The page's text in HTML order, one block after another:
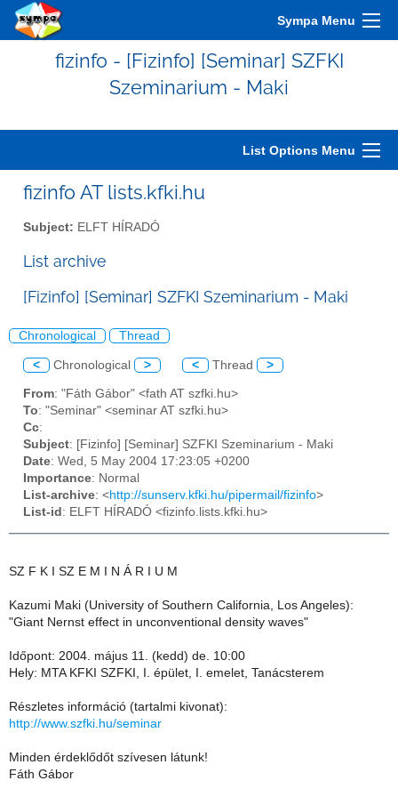
Sympa Menu
fizinfo - [Fizinfo] [Seminar] SZFKI
Szeminarium - Maki
List Options Menu
fizinfo AT lists.kfki.hu
Subject: ELFT HÍRADÓ
List archive
[Fizinfo] [Seminar] SZFKI Szeminarium - Maki
Chronological Thread
< Chronological > < Thread >
From: "Fáth Gábor" <fath AT szfki.hu>
To: "Seminar" <seminar AT szfki.hu>
Cc:
Subject: [Fizinfo] [Seminar] SZFKI Szeminarium - Maki
Date: Wed, 5 May 2004 17:23:05 +0200
Importance: Normal
List-archive: <http://sunserv.kfki.hu/pipermail/fizinfo>
List-id : ELFT HÍRADÓ <fizinfo.lists.kfki.hu>
SZ F K I SZ E M I N Á R I U M
Kazumi Maki (University of Southern California, Los Angeles):
"Giant Nernst effect in unconventional density waves"
Időpont: 2004. május 11. (kedd) de. 10:00
Hely: MTA KFKI SZFKI, I. épület, I. emelet, Tanácsterem
Részletes információ (tartalmi kivonat):
http://www.szfki.hu/seminar
Minden érdeklődőt szívesen látunk!
Fáth Gábor